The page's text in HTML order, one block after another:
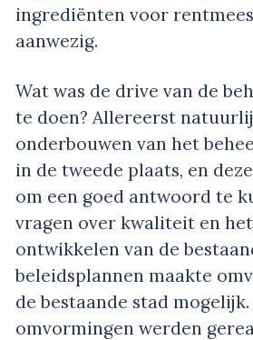
ingrediënten voor
aanwezig.
Wat was de drive van de
te doen? Allereerst
onderbouwen van het
in de tweede plaats, en
om een goed antwoord te
vragen over kwaliteit en
ontwikkelen van de
beleidsplannen maakte
de bestaande stad mogelijk.
omvormingen werden